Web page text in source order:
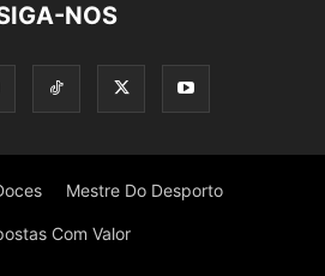
NOS
Mestre Do Desporto
Com Valor